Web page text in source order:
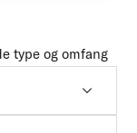
type og omfang